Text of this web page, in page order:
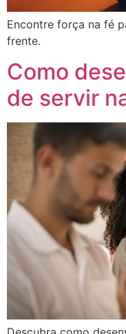
Encontre força na fé
frente.
Como
de servir